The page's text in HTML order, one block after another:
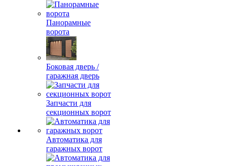
Панорамные
ворота
Боковая дверь /
гаражная дверь
Запчасти для
секционных ворот
Автоматика для
гаражных ворот